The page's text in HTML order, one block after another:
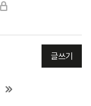
글쓰기